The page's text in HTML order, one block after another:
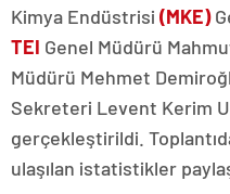
Kimya Endüstrisi (MKE)
TEI Genel Müdürü
Müdürü Mehmet
Sekreteri Levent Kerim
gerçekleştirildi.
ulaşılan istatistikler